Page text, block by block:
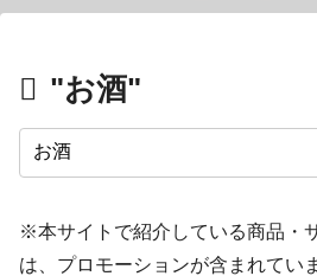
"お酒"
※本サイトで紹介している商品・
は、プロモーションが含まれてい